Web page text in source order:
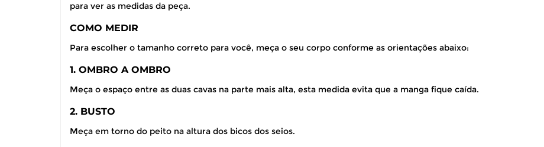
para ver as medidas da peça.
COMO MEDIR
Para escolher o tamanho correto para você, meça o seu corpo conforme as orientações abaixo:
1. OMBRO A OMBRO
Meça o espaço entre as duas cavas na parte mais alta, esta medida evita que a manga fique caída.
2. BUSTO
Meça em torno do peito na altura dos bicos dos seios.